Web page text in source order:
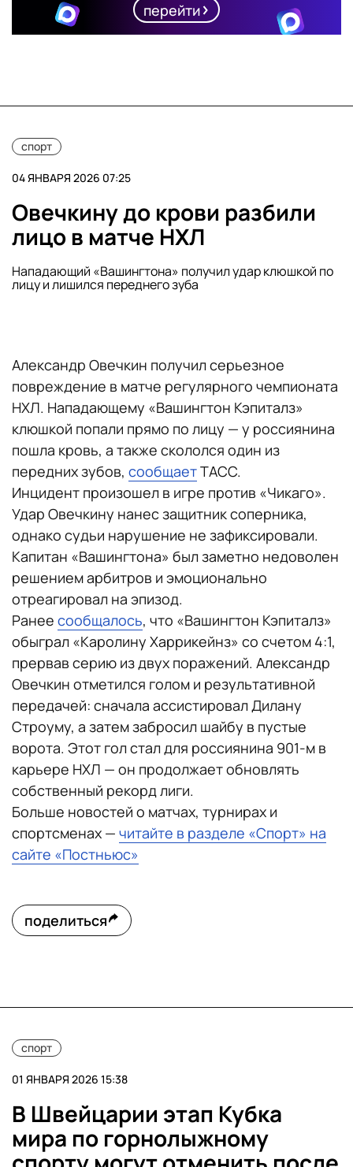
перейти
спорт
04 ЯНВАРЯ 2026 07:25
Овечкину до крови разбили
лицо в матче НХЛ
Нападающий «Вашингтона» получил удар клюшкой по
лицу и лишился переднего зуба
Александр Овечкин получил серьезное
повреждение в матче регулярного чемпионата
НХЛ. Нападающему «Вашингтон Кэпиталз»
клюшкой попали прямо по лицу — у россиянина
пошла кровь, а также скололся один из
передних зубов, сообщаетТАСС.
Инцидент произошел в игре против «Чикаго».
Удар Овечкину нанес защитник соперника,
однако судьи нарушение не зафиксировали.
Капитан «Вашингтона» был заметно недоволен
решением арбитров и эмоционально
отреагировал на эпизод.
Ранее сообщалось, что «Вашингтон Кэпиталз»
обыграл «Каролину Харрикейнз» со счетом 4:1,
прервав серию из двух поражений. Александр
Овечкин отметился голом и результативной
передачей: сначала ассистировал Дилану
Строуму, а затем забросил шайбу в пустые
ворота. Этот гол стал для россиянина 901-м в
карьере НХЛ — он продолжает обновлять
собственный рекорд лиги.
Больше новостей о матчах, турнирах и
спортсменах — читайте в разделе «Спорт» на
сайте «Постньюс»
поделиться
спорт
01 ЯНВАРЯ 2026 15:38
В Швейцарии этап Кубка
мира по горнолыжному